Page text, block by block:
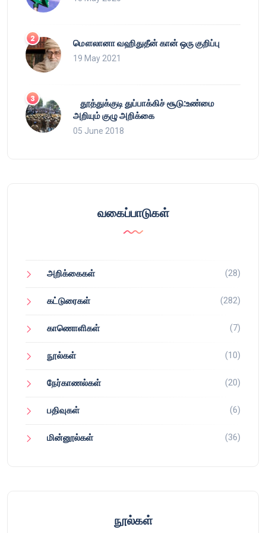
மௌலானா வஹிதுதீன் கான் ஒரு குறிப்பு
19 May 2021
தூத்துக்குடி துப்பாக்கிச் சூடு:உண்மை
அறியும் குழு அறிக்கை
05 June 2018
வகைப்பாடுகள்
அறிக்கைகள் (28)
கட்டுரைகள் (282)
காணொளிகள் (7)
நூல்கள் (10)
நேர்காணல்கள் (20)
பதிவுகள் (6)
மின்னூல்கள் (36)
நூல்கள்